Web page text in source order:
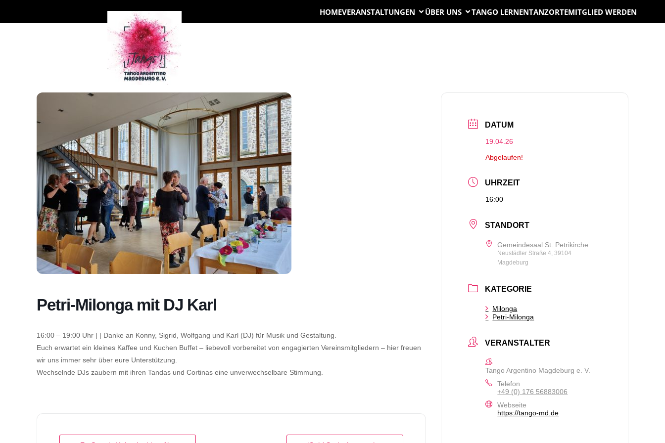
HOMEVERANSTALTUNGEN ÜBER UNS TANGO LERNENTANZORTEMITGLIED WERDEN
Petri-Milonga mit DJ Karl
16:00 – 19:00 Uhr | | Danke an Konny, Sigrid, Wolfgang und Karl (DJ) für Musik und Gestaltung.
Euch erwartet ein kleines Kaffee und Kuchen Buffet – liebevoll vorbereitet von engagierten Vereinsmitgliedern – hier freuen
wir uns immer sehr über eure Unterstützung.
Wechselnde DJs zaubern mit ihren Tandas und Cortinas eine unverwechselbare Stimmung.
DATUM
19.04.26
Abgelaufen!
UHRZEIT
16:00
STANDORT
Gemeindesaal St. Petrikirche
Neustädter Straße 4, 39104
Magdeburg
KATEGORIE
Milonga
Petri-Milonga
VERANSTALTER
Tango Argentino Magdeburg e. V.
Telefon
+49 (0) 176 56883006
Webseite
https://tango-md.de